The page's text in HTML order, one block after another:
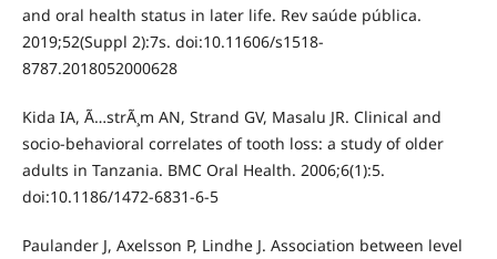
and oral health status in later life. Rev saúde pública.
2019;52(Suppl 2):7s. doi:10.11606/s1518-
8787.2018052000628
Kida IA, Ã…strÃ¸m AN, Strand GV, Masalu JR. Clinical and
socio-behavioral correlates of tooth loss: a study of older
adults in Tanzania. BMC Oral Health. 2006;6(1):5.
doi:10.1186/1472-6831-6-5
Paulander J, Axelsson P, Lindhe J. Association between level